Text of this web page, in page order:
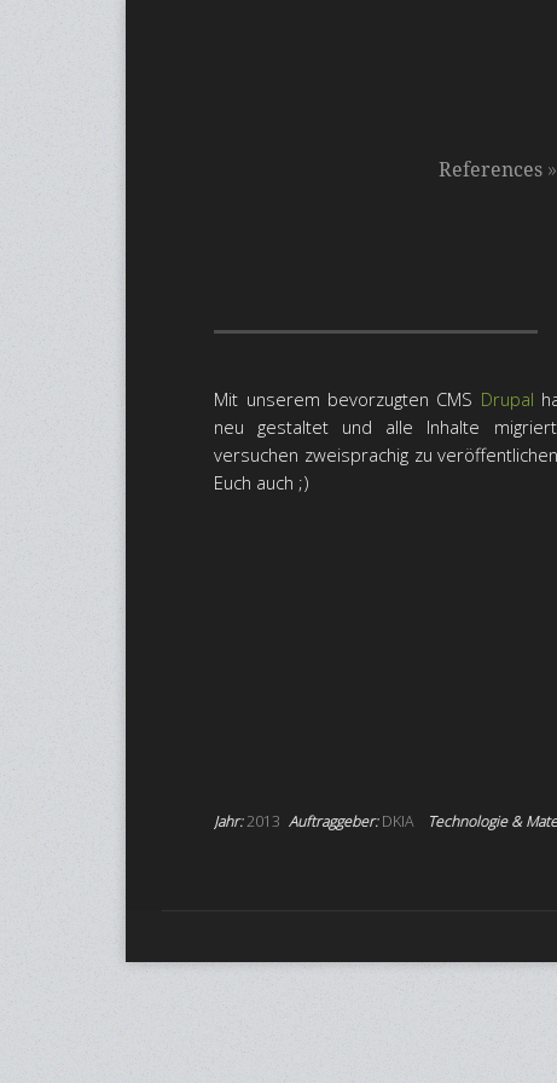
References»
Mit unserem bevorzugten CMS Drupal
neu gestaltet und alle Inhalte
versuchen zweisprachig zu
Euch auch ;)
Jahr:2013 Auftraggeber:DKIA Technologie &